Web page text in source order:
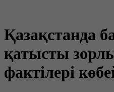
Қазақстанда
қатысты
фактілері